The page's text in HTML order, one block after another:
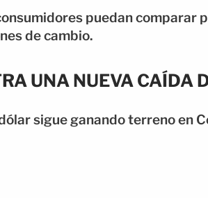
puedan comparar
de cambio.
UNA NUEVA CAÍDA
sigue ganando terreno en